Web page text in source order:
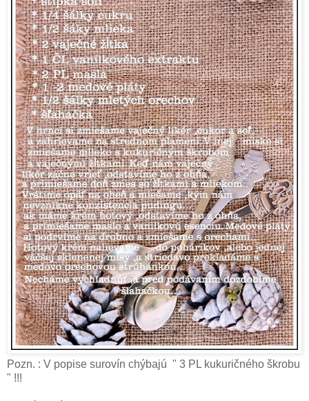
Pozn. : V popise surovín chýbajú " 3 PL kukuričného škrobu
" !!!